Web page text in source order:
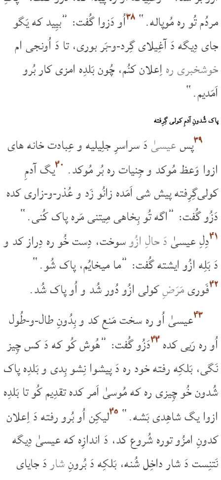
مردُم تُو ره مُوپاله.“۳۸اُو دَزوا گُفت: ”بیِید که یَگو
جای دِیگه دَ آغِیلای گِرد-و-بَر بوری، تا دَ اُونجی ام
خوشخبری رهاِعلان کنُم، چُون بَلدِه امزی کار بُرو
اَمَدیم.“
پاک شُدونِ آدمِ کولی گِرِفته
۳۹پسعیسیٰدَ سراسرِ جلِیلیه و عِبادت خانه های
ازوا وَعظ مُوکد و جِنیات ره بُر مُوکد. ۴۰یگ آدمِ
کولی‌گِرِفته پیش شی اَمَده زانُو زَد و عُذر-و-زاری کده
دَزُو گُفت: ”اگه تُو بِخاهی مِیتنی مَره پاک کُنی.“
۴۱دِلِ عیسیٰدَ حالِ ازُوسوخت، دِست خُو ره دِراز کد و
دَ بَلِه ازُو ایشته گُفت: ”ما میخایُم، پاک شُو.“
۴۲فَوریمَرَضِکولی ازُو دُور شُد و اُو پاک شُد.
۴۳عیسیٰ اُو ره سخت مَنع کد و بِدُونِ طال-و-طُول
اُو ره رَیی کده۴۴دَزُو گُفت: ”هُوش کُو که دَ کس چِیز
نَگی، بَلکِه رفته خود ره دَ پیشوا نِشو بِدی و بَلدِه پاک
شُدون خُو چِیزی ره که مُوسیٰ اَمر کده تقدِیم کُو تا بَلدِه
ازوا یگ شاهِدی بَشه.“ ۴۵لیکِن اُو بُرو رفته دَ اِعلان
کدونِ امزُو توره شُروع کد، دَ اندازِه که عیسیٰ دِیگه
نَتنِست دَ شار داخِل شُنه، بَلکِه دَ بُرونِشاردَ جایای